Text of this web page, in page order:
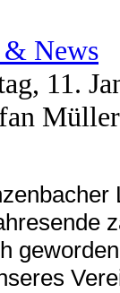
News
11.
Müller
cher